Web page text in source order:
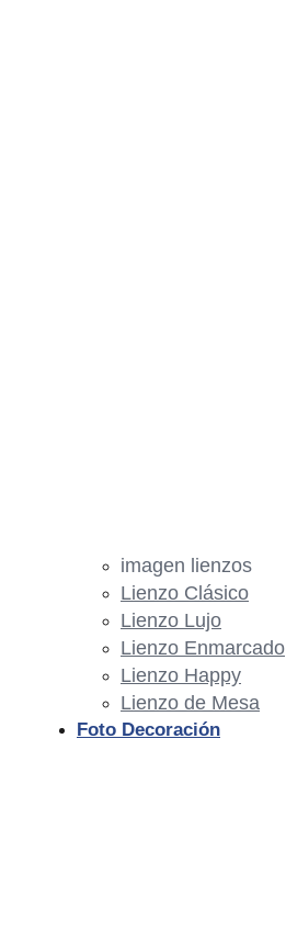
imagen lienzos
Lienzo Clásico
Lienzo Lujo
Lienzo Enmarcado
Lienzo Happy
Lienzo de Mesa
Foto Decoración